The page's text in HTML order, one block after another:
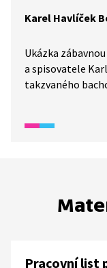
Karel Havlíček
Ukázka
a spisovatele
takzvaného
Pracovní list